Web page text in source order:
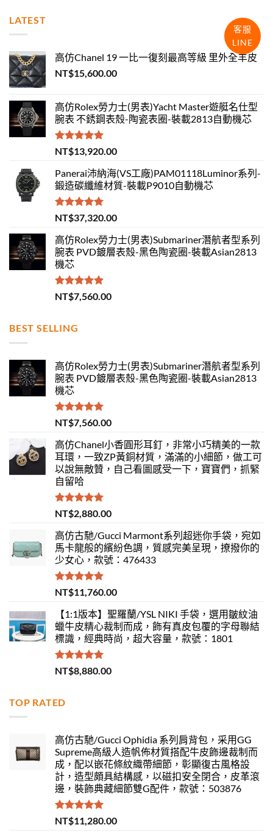
LATEST
高仿Chanel 19 一比一復刻最高等級 里外全羊皮
NT$15,600.00
高仿Rolex勞力士(男表)Yacht Master遊艇名仕型
腕表 不銹鋼表殼-陶瓷表圈-裝載2813自動機芯
評分5.00
滿分 5
NT$13,920.00
Panerai沛納海(VS工廠)PAM01118Luminor系列-
鍛造碳纖維材質-裝載P9010自動機芯
評分5.00
滿分 5
NT$37,320.00
高仿Rolex勞力士(男表)Submariner潛航者型系列
腕表 PVD鍍層表殼-黑色陶瓷圈-裝載Asian2813
機芯
評分 5.00
滿分 5
NT$7,560.00
BEST SELLING
高仿Rolex勞力士(男表)Submariner潛航者型系列
腕表 PVD鍍層表殼-黑色陶瓷圈-裝載Asian2813
機芯
評分 5.00
滿分 5
NT$7,560.00
高仿Chanel小香圓形耳釘，非常小巧精美的一款
耳環，一致ZP黃銅材質，滿滿的小細節，做工可
以說無敵贊，自己看圖感受一下，寶寶們，抓緊
自留哈
評分 5.00
滿分 5
NT$2,880.00
高仿古馳/Gucci Marmont系列超迷你手袋，宛如
馬卡龍般的繽紛色調，質感完美呈現，撩撥你的
少女心，款號：476433
評分5.00
滿分 5
NT$11,760.00
【1:1版本】聖羅蘭/YSL NIKI 手袋，選用皺紋油
蠟牛皮精心裁制而成，飾有真皮包覆的字母聯結
標識，經典時尚，超大容量，款號：1801
評分 5.00
滿分 5
NT$8,880.00
TOP RATED
高仿古馳/Gucci Ophidia 系列肩背包，采用GG
Supreme高級人造帆佈材質搭配牛皮飾邊裁制而
成，配以嵌花條紋織帶細節，彰顯復古風格設
計，造型頗具結構感，以磁扣安全閉合，皮革滾
邊，裝飾典藏細節雙G配件，款號：503876
評分5.00
滿分 5
NT$11,280.00
客服
LINE